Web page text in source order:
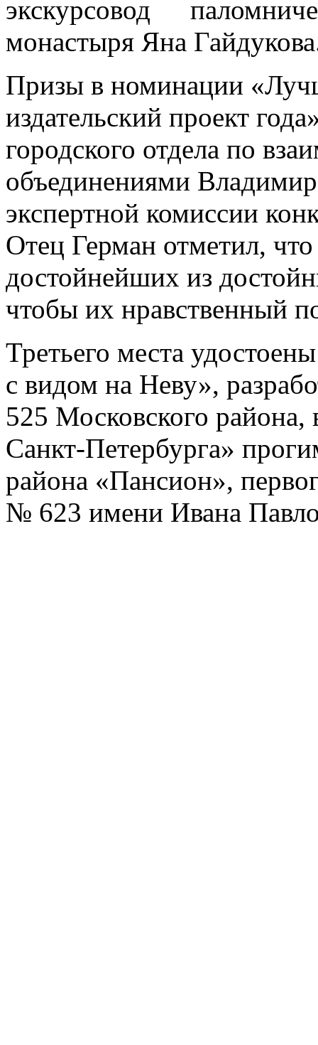
экскурсовод
монастыря Яна
Призы в номинации
издательский проект
городского отдела по
объединениями
экспертной комиссии
Отец Герман отметил,
достойнейших из
чтобы их нравственный
Третьего места
с видом на Неву»,
525 Московского
Санкт-Петербурга»
района «Пансион»,
№ 623 имени Ивана